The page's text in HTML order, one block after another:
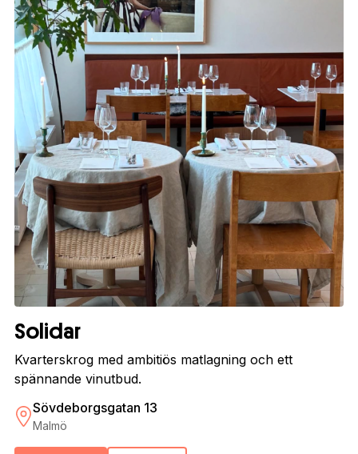
Solidar
Kvarterskrog med ambitiös matlagning och ett
spännande vinutbud.
Sövdeborgsgatan 13
Malmö